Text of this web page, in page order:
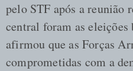
pelo STF após a reunião
central foram as
afirmou que as Forças
comprometidas com a